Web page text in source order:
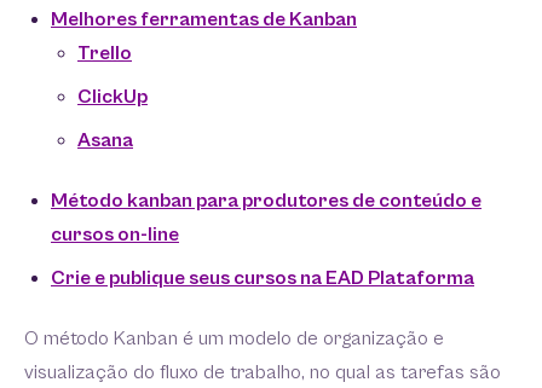
Melhores ferramentas de Kanban
Trello
ClickUp
Asana
Método kanban para produtores de conteúdo e
cursos on-line
Crie e publique seus cursos na EAD Plataforma
O método Kanban é um modelo de organização e
visualização do fluxo de trabalho, no qual as tarefas são